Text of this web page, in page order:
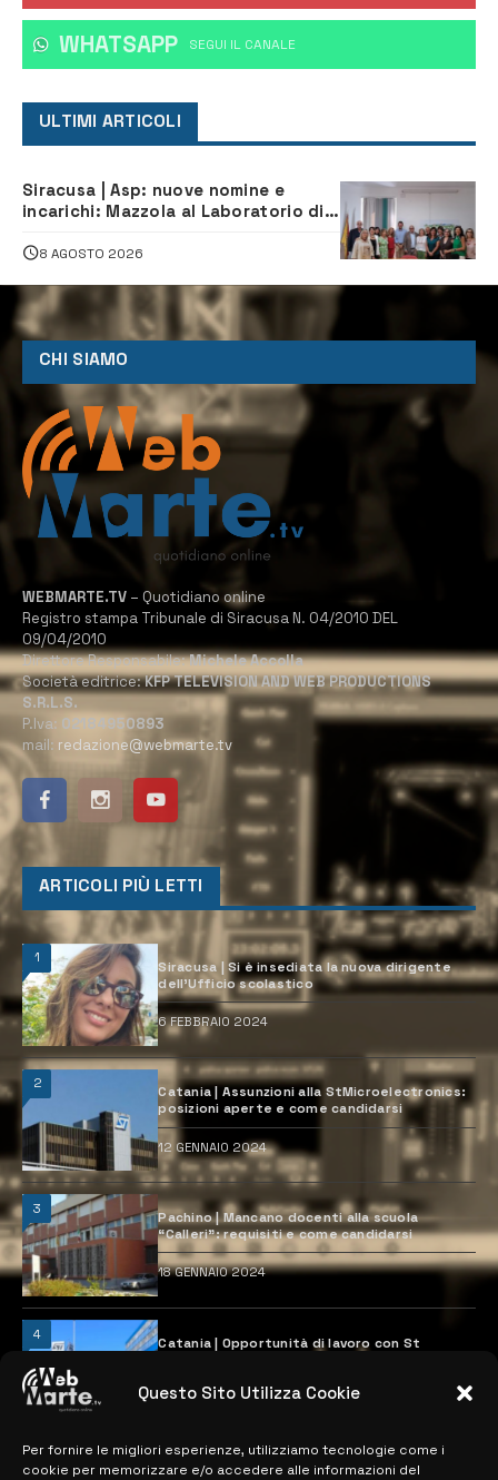
Questo Sito Utilizza Cookie
Per fornire le migliori esperienze, utilizziamo tecnologie come i
cookie per memorizzare e/o accedere alle informazioni del
WHATSAPP ‎SEGUI IL CANALE
ULTIMI ARTICOLI
Siracusa | Asp: nuove nomine e
incarichi: Mazzola al Laboratorio di
Servizio Legale
8 AGOSTO 2026
CHI SIAMO
WEBMARTE.TV – Quotidiano online
Registro stampa Tribunale di Siracusa N. 04/2010 DEL
09/04/2010
Direttore Responsabile:Michele Accolla
Società editrice:KFP TELEVISION AND WEB PRODUCTIONS
S.R.L.S.
P.Iva: 02184950893
mail: redazione@webmarte.tv
ARTICOLI PIÙ LETTI
1
Siracusa | Si è insediata la nuova dirigente
dell’Ufficio scolastico
6 FEBBRAIO 2024
2
Catania | Assunzioni alla StMicroelectronics:
posizioni aperte e come candidarsi
12 GENNAIO 2024
3
Pachino | Mancano docenti alla scuola
“Calleri”: requisiti e come candidarsi
18 GENNAIO 2024
4
Catania | Opportunità di lavoro con St
28 MARZO 2024